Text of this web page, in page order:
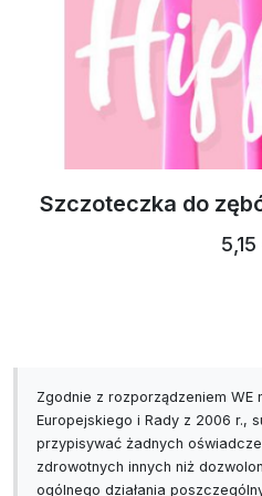
Szczoteczka do
Zgodnie z rozporządzeniem WE
Europejskiego i Rady z 2006 r.,
przypisywać żadnych
zdrowotnych innych niż
ogólnego działania